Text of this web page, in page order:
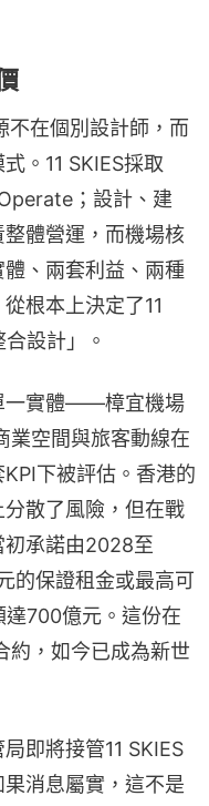
不在個別設計師，而
。11 SKIES採取
；設計、建
體營運，而機場核
、兩套利益、兩種
根本上決定了11
設計」。
一實體——樟宜機場
業空間與旅客動線在
下被評估。香港的
分散了風險，但在戰
初承諾由2028至
的保證租金或最高可
700億元。這份在
約，如今已成為新世
即將接管11 SKIES
消息屬實，這不是